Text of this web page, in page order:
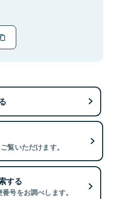
覧いただけます。
する
号をお調べします。